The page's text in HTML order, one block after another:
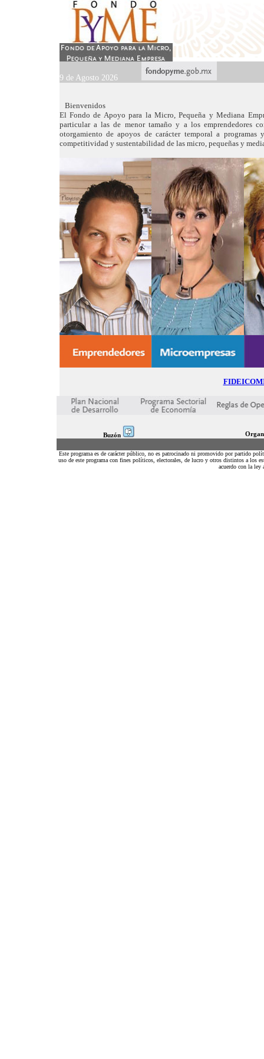
9 de Agosto 2026
Bienvenidos
El Fondo de Apoyo para la Micro, Pequeña y Mediana
particular a las de menor tamaño y a los emprendedores
otorgamiento de apoyos de carácter temporal a
competitividad y sustentabilidad de las micro, pequeñas y
Buzón
Este programa es de carácter público, no es patrocinado ni promovido por partido
uso de este programa con fines políticos, electorales, de lucro y otros distintos a los
acuerdo con la ley